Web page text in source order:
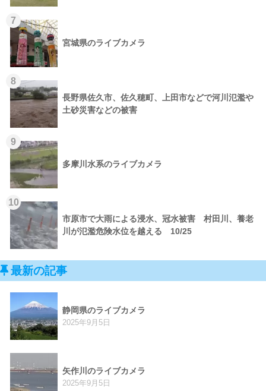
7
宮城県のライブカメラ
8
長野県佐久市、佐久穂町、上田市などで河川氾濫や
土砂災害などの被害
9
多摩川水系のライブカメラ
10
市原市で大雨による浸水、冠水被害 村田川、養老
川が氾濫危険水位を越える 10/25
最新の記事
静岡県のライブカメラ
2025年9月5日
矢作川のライブカメラ
2025年9月5日